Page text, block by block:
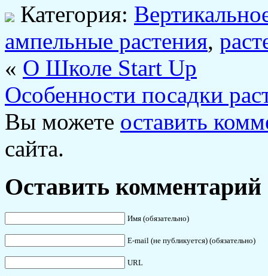
Категория:
ампельные растения,
« О Школе Start Up
Особенности посадки
Вы можете оставить
сайта.
Оставить комментарий
Имя (обязательно)
E-mail (не публикуется) (обязательно)
URL